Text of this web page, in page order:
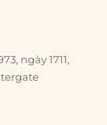
, ngày 1711,